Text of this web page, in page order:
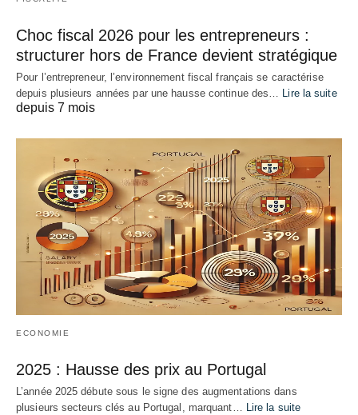
Choc fiscal 2026 pour les entrepreneurs :
structurer hors de France devient stratégique
Pour l’entrepreneur, l’environnement fiscal français se caractérise
depuis plusieurs années par une hausse continue des… Lire la suite
depuis 7 mois
ECONOMIE
2025 : Hausse des prix au Portugal
L’année 2025 débute sous le signe des augmentations dans
plusieurs secteurs clés au Portugal, marquant… Lire la suite